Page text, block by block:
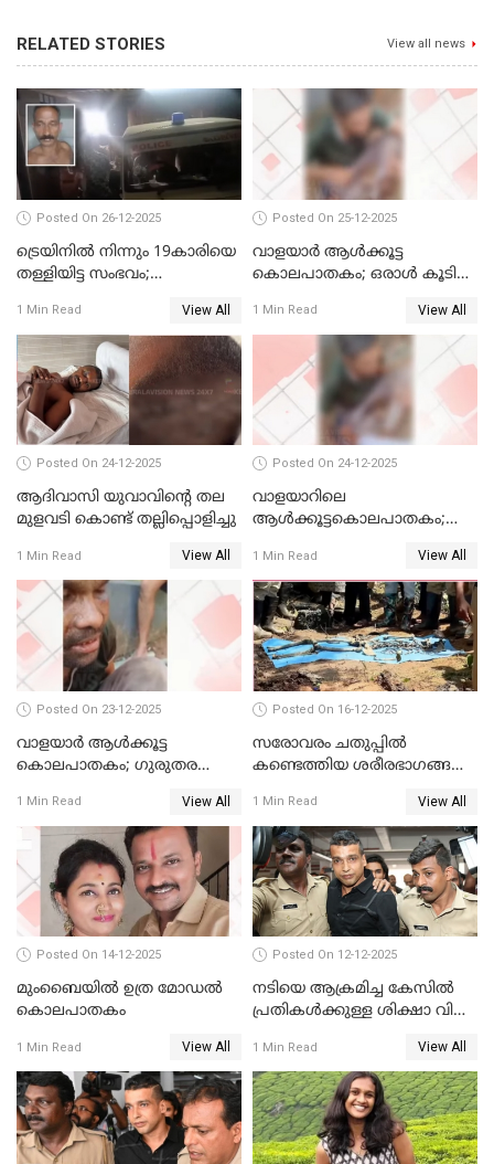
RELATED STORIES View all news
Posted On 26-12-2025
ട്രെയിനില്‍ നിന്നും 19കാരിയെ
തള്ളിയിട്ട സംഭവം;
ആശുപത്രിയിലേക്ക് മാറ്റി
1 Min Read View All
Posted On 25-12-2025
വാളയാര്‍ ആള്‍ക്കൂട്ട
കൊലപാതകം; ഒരാള്‍ കൂടി
1 Min Read View All
Posted On 24-12-2025
ആദിവാസി യുവാവിന്റെ തല
മുളവടി കൊണ്ട് തല്ലിപ്പൊളിച്ചു
1 Min Read View All
Posted On 24-12-2025
വാളയാറിലെ
ആൾക്കൂട്ടകൊലപാതകം;
വാങ്ങും
1 Min Read View All
Posted On 23-12-2025
വാളയാർ ആൾക്കൂട്ട
കൊലപാതകം; ഗുരുതര
1 Min Read View All
Posted On 16-12-2025
സരോവരം ചതുപ്പിൽ
കണ്ടെത്തിയ ശരീരഭാഗങ്ങൾ
ഡി.എൻ.എ പരിശോധനയിൽ
സ്ഥിരീകരണം
1 Min Read View All
Posted On 14-12-2025
മുംബൈയില്‍ ഉത്ര മോഡല്‍
കൊലപാതകം
1 Min Read View All
Posted On 12-12-2025
നടിയെ ആക്രമിച്ച കേസില്‍
പ്രതികള്‍ക്കുള്ള ശിക്ഷാ വിധി
1 Min Read View All